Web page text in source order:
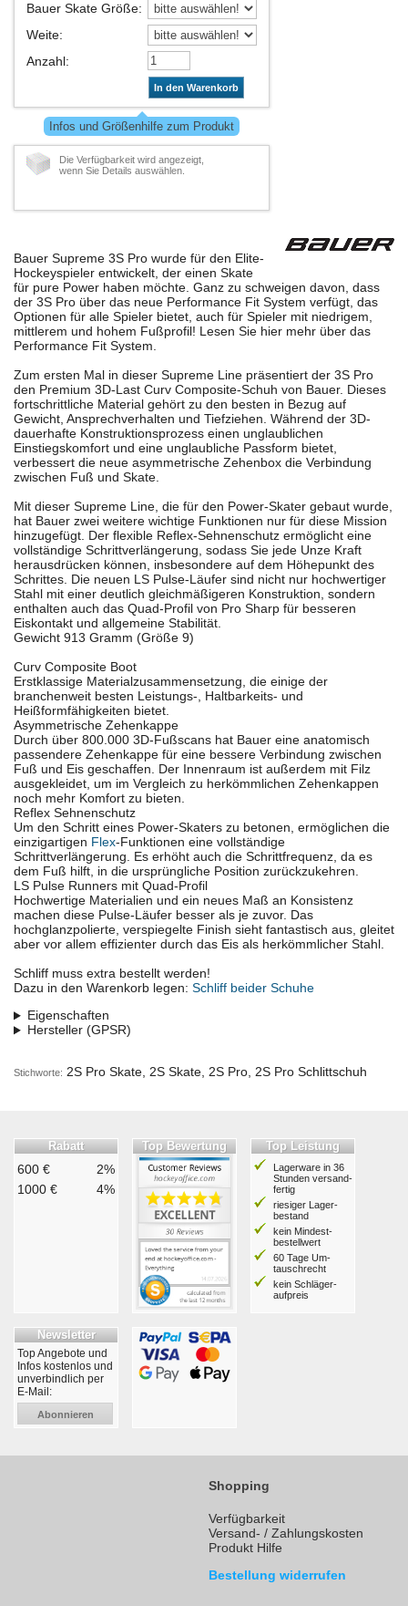
Bauer Skate Größe:
Weite:
Anzahl:
In den Warenkorb
Infos und Größenhilfe zum Produkt
Die Verfügbarkeit wird angezeigt,
wenn Sie Details auswählen.
Bauer Supreme 3S Pro wurde für den Elite-
Hockeyspieler entwickelt, der einen Skate
für pure Power haben möchte. Ganz zu schweigen davon, dass
der 3S Pro über das neue Performance Fit System verfügt, das
Optionen für alle Spieler bietet, auch für Spieler mit niedrigem,
mittlerem und hohem Fußprofil! Lesen Sie hier mehr über das
Performance Fit System.
Zum ersten Mal in dieser Supreme Line präsentiert der 3S Pro
den Premium 3D-Last Curv Composite-Schuh von Bauer. Dieses
fortschrittliche Material gehört zu den besten in Bezug auf
Gewicht, Ansprechverhalten und Tiefziehen. Während der 3D-
dauerhafte Konstruktionsprozess einen unglaublichen
Einstiegskomfort und eine unglaubliche Passform bietet,
verbessert die neue asymmetrische Zehenbox die Verbindung
zwischen Fuß und Skate.
Mit dieser Supreme Line, die für den Power-Skater gebaut wurde,
hat Bauer zwei weitere wichtige Funktionen nur für diese Mission
hinzugefügt. Der flexible Reflex-Sehnenschutz ermöglicht eine
vollständige Schrittverlängerung, sodass Sie jede Unze Kraft
herausdrücken können, insbesondere auf dem Höhepunkt des
Schrittes. Die neuen LS Pulse-Läufer sind nicht nur hochwertiger
Stahl mit einer deutlich gleichmäßigeren Konstruktion, sondern
enthalten auch das Quad-Profil von Pro Sharp für besseren
Eiskontakt und allgemeine Stabilität.
Gewicht 913 Gramm (Größe 9)
Curv Composite Boot
Erstklassige Materialzusammensetzung, die einige der
branchenweit besten Leistungs-, Haltbarkeits- und
Heißformfähigkeiten bietet.
Asymmetrische Zehenkappe
Durch über 800.000 3D-Fußscans hat Bauer eine anatomisch
passendere Zehenkappe für eine bessere Verbindung zwischen
Fuß und Eis geschaffen. Der Innenraum ist außerdem mit Filz
ausgekleidet, um im Vergleich zu herkömmlichen Zehenkappen
noch mehr Komfort zu bieten.
Reflex Sehnenschutz
Um den Schritt eines Power-Skaters zu betonen, ermöglichen die
einzigartigen Flex-Funktionen eine vollständige
Schrittverlängerung. Es erhöht auch die Schrittfrequenz, da es
dem Fuß hilft, in die ursprüngliche Position zurückzukehren.
LS Pulse Runners mit Quad-Profil
Hochwertige Materialien und ein neues Maß an Konsistenz
machen diese Pulse-Läufer besser als je zuvor. Das
hochglanzpolierte, verspiegelte Finish sieht fantastisch aus, gleitet
aber vor allem effizienter durch das Eis als herkömmlicher Stahl.
Schliff muss extra bestellt werden!
Dazu in den Warenkorb legen: Schliff beider Schuhe
Eigenschaften
Hersteller (GPSR)
Stichworte: 2S Pro Skate, 2S Skate, 2S Pro, 2S Pro Schlittschuh
Rabatt
600 €
2%
1000 €
4%
Top Bewertung Top Leistung
Lagerware in 36
Stunden ver­sand­
fertig
riesiger Lager­
bestand
kein Mindest­
bestell­wert
60 Tage Um­
tausch­recht
kein Schläger­
aufpreis
Newsletter
Top Angebote und
Infos kostenlos und
unverbindlich per
E-Mail:
Abonnieren
Shopping
Verfügbarkeit
Versand- / Zahlungskosten
Produkt Hilfe
Bestellung widerrufen